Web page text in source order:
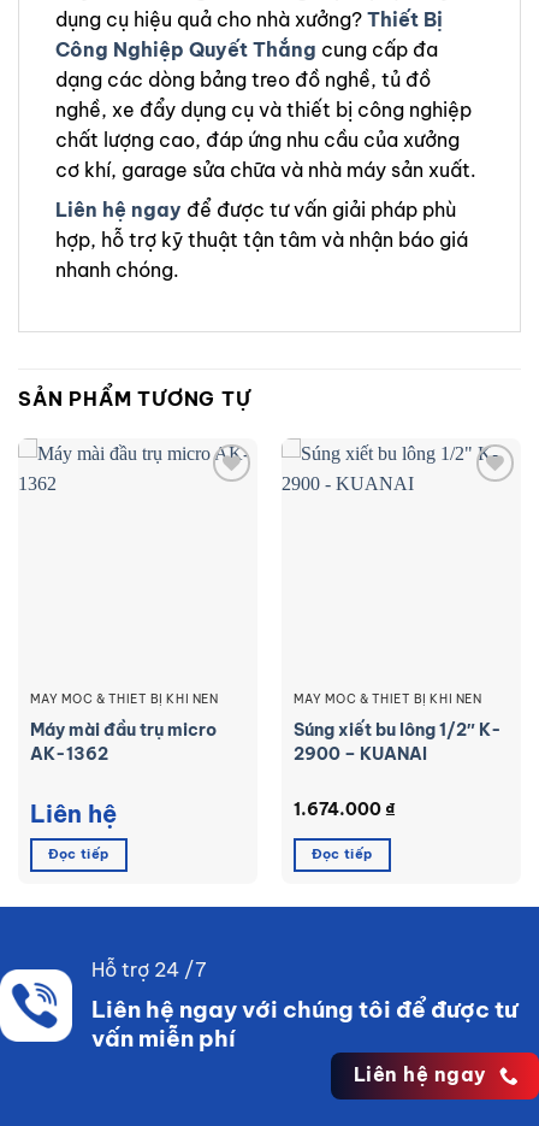
dụng cụ hiệu quả cho nhà xưởng? Thiết Bị
Công Nghiệp Quyết Thắng cung cấp đa
dạng các dòng bảng treo đồ nghề, tủ đồ
nghề, xe đẩy dụng cụ và thiết bị công nghiệp
chất lượng cao, đáp ứng nhu cầu của xưởng
cơ khí, garage sửa chữa và nhà máy sản xuất.
Liên hệ ngay để được tư vấn giải pháp phù
hợp, hỗ trợ kỹ thuật tận tâm và nhận báo giá
nhanh chóng.
SẢN PHẨM TƯƠNG TỰ
MÁY MÓC & THIẾT BỊ KHÍ NÉN
Máy mài đầu trụ micro
AK-1362
Liên hệ
Đọc tiếp
MÁY MÓC & THIẾT BỊ KHÍ NÉN
Súng xiết bu lông 1/2″ K-
2900 – KUANAI
1.674.000 ₫
Đọc tiếp
Hỗ trợ 24 /7
Liên hệ ngay với chúng tôi để được tư
vấn miễn phí
Liên hệ ngay